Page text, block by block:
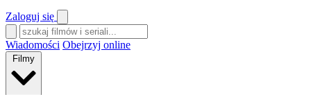
Zaloguj się
Wiadomości Obejrzyj online
Filmy